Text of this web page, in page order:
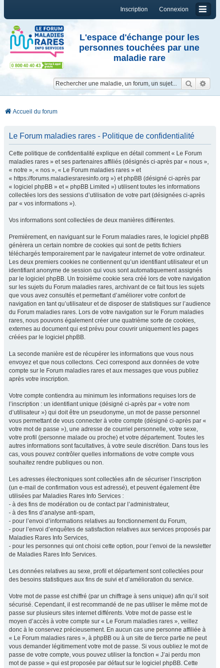
Connexion
Inscription
L'espace d'échange pour les
personnes touchées par une
maladie rare
Accueil du forum
Le Forum maladies rares - Politique de confidentialité
Cette politique de confidentialité explique en détail comment « Le Forum
maladies rares » et ses partenaires affiliés (désignés ci-après par « nous »,
« notre », « nos », « Le Forum maladies rares » et
« https://forums.maladiesraresinfo.org ») et phpBB (désigné ci-après par
« logiciel phpBB » et « phpBB Limited ») utilisent toutes les informations
collectées lors des sessions d’utilisation de votre part (désignées ci-après
par « vos informations »).
Vos informations sont collectées de deux manières différentes.
Premièrement, en naviguant sur le Forum maladies rares, le logiciel phpBB
génèrera un certain nombre de cookies qui sont de petits fichiers
téléchargés temporairement par le navigateur internet de votre ordinateur.
Les deux premiers cookies ne contiennent qu’un identifiant utilisateur et un
identifiant anonyme de session qui vous sont automatiquement assignés
par le logiciel phpBB. Un troisième cookie sera créé lors de votre navigation
sur les sujets du Forum maladies rares, archivant de ce fait tous les sujets
que vous avez consultés et permettant d’améliorer votre confort de
navigation en tant qu’utilisateur et de disposer de statistiques sur l’audience
du Forum maladies rares. Lors de votre navigation sur le Forum maladies
rares, nous pouvons également créer une quatrième sorte de cookies,
externes au document qui est prévu pour couvrir uniquement les pages
créées par le logiciel phpBB.
La seconde manière est de récupérer les informations que vous nous
envoyez et que nous collectons. Ceci correspond aux données de votre
compte sur le Forum maladies rares et aux messages que vous publiez
après votre inscription.
Votre compte contiendra au minimum les informations requises lors de
l’inscription : un identifiant unique (désigné ci-après par « votre nom
d’utilisateur ») qui doit être un pseudonyme, un mot de passe personnel
vous permettant de vous connecter à votre compte (désigné ci-après par «
votre mot de passe »), une adresse de courriel personnelle, votre sexe,
votre profil (personne malade ou proche) et votre département. Toutes les
autres informations sont facultatives, à votre seule discrétion. Dans tous les
cas, vous pouvez contrôler quelles informations de votre compte vous
souhaitez rendre publiques ou non.
Les adresses électroniques sont collectées afin de sécuriser l’inscription
(un e-mail de confirmation vous est adressé), et peuvent également être
utilisées par Maladies Rares Info Services :
- à des fins de modération ou de contact par l’administrateur,
- à des fins d’analyse anti-spam,
- pour l’envoi d’informations relatives au fonctionnement du Forum,
- pour l’envoi d’enquêtes de satisfaction relatives aux services proposés par
Maladies Rares Info Services,
- pour les personnes qui ont choisi cette option, pour l’envoi de la newsletter
de Maladies Rares Info Services.
Les données relatives au sexe, profil et département sont collectées pour
des besoins statistiques aux fins de suivi et d’amélioration du service.
Votre mot de passe est chiffré (par un chiffrage à sens unique) afin qu’il soit
sécurisé. Cependant, il est recommandé de ne pas utiliser le même mot de
passe sur plusieurs sites internet différents. Votre mot de passe est le
moyen d’accès à votre compte sur « Le Forum maladies rares », veillez
donc à le conservez précieusement. En aucun cas une personne affiliée à
« Le Forum maladies rares », à phpBB ou à un site de tierce partie ne peut
vous demander légitimement votre mot de passe. Si vous oubliez le mot de
passe de votre compte, vous pouvez utiliser la fonction « J’ai perdu mon
mot de passe » qui est proposée par défaut sur le logiciel phpBB. Cette